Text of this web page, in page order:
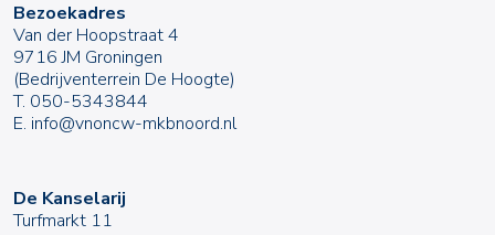
Bezoekadres
Van der Hoopstraat 4
9716 JM Groningen
(Bedrijventerrein De Hoogte)
T. 050-5343844
E. info@vnoncw-mkbnoord.nl
De Kanselarij
Turfmarkt 11